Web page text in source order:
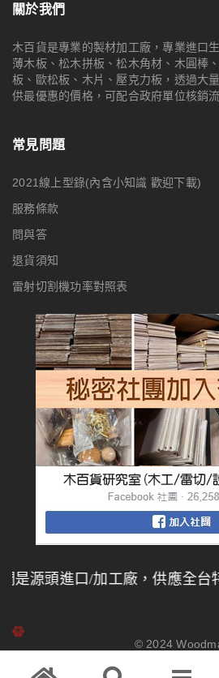
關於我們
木百貨是專業的製材加工廠，專業進口
薄木板、松木拼板、松木角材、木圓棒
板、歐松板、木片、壓克力板，透過大
供最優惠的價格，可配合政府單位核銷流
常見問題
2021線上型錄(內含小知識 歡迎下載)
服務條款
問與答
退貨須知
雷射切割機功率對照表
源頭進口/加工廠，供應全台特
© 2024